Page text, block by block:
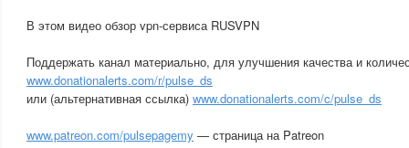
В этом видео обзор vpn-сервиса RUSVPN
Поддержать канал материально, для улучшения качества и
www.donationalerts.com/r/pulse_ds
или (альтернативная ссылка) www.donationalerts.com/c/pulse_ds
www.patreon.com/pulsepagemy — страница на Patreon